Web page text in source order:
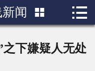
 首页
闻  
下嫌疑人无处